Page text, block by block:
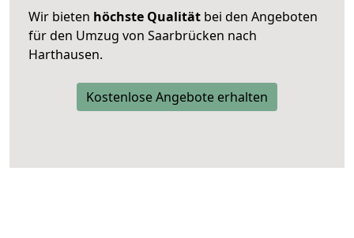
Wir bieten höchste Qualität bei den Angeboten
für den Umzug von Saarbrücken nach
Harthausen.
Kostenlose Angebote erhalten